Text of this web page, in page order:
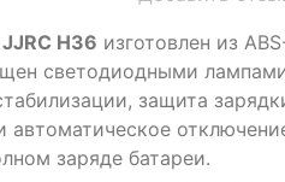
H36 изготовлен из
светодиодными
защита
автоматическое
заряде батареи.